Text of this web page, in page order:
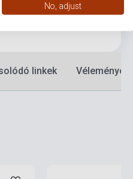
linkek Vélemények
No, adjust